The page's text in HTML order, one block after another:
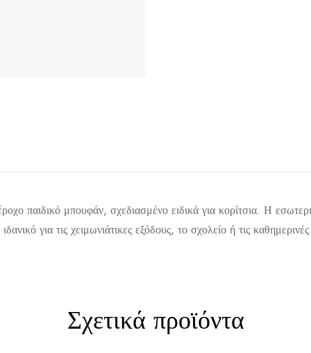
παιδικό μπουφάν, σχεδιασμένο ειδικά για κορίτσια. Η
για τις χειμωνιάτικες εξόδους, το σχολείο ή τις
Σχετικά προϊόντα